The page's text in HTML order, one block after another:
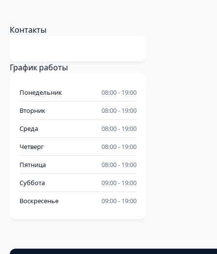
Контакты
График работы
Понедельник 08:00 19:00
Вторник 08:00 19:00
Среда 08:00 19:00
Четверг 08:00 19:00
Пятница 08:00 19:00
Суббота 09:00 19:00
Воскресенье 09:00 19:00